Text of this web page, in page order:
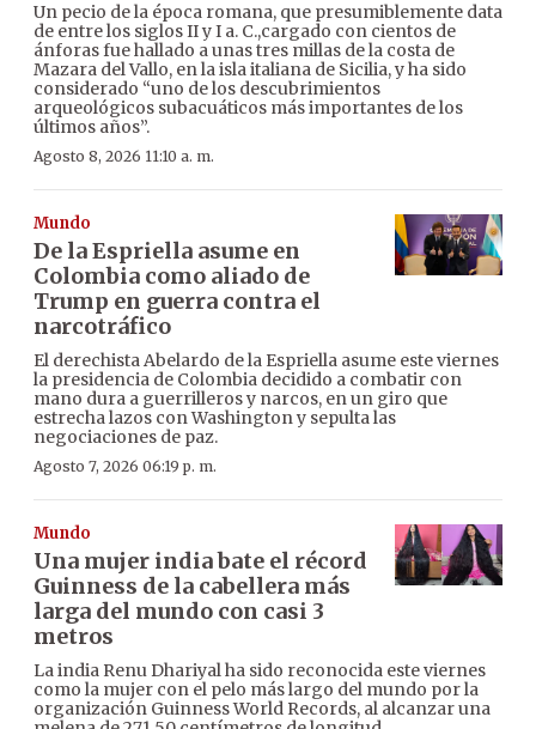
Un pecio de la época romana, que presumiblemente data
de entre los siglos II y I a. C.,cargado con cientos de
ánforas fue hallado a unas tres millas de la costa de
Mazara del Vallo, en la isla italiana de Sicilia, y ha sido
considerado “uno de los descubrimientos
arqueológicos subacuáticos más importantes de los
últimos años”.
Agosto 8, 2026 11:10 a. m.
Mundo
De la Espriella asume en
Colombia como aliado de
Trump en guerra contra el
narcotráfico
El derechista Abelardo de la Espriella asume este viernes
la presidencia de Colombia decidido a combatir con
mano dura a guerrilleros y narcos, en un giro que
estrecha lazos con Washington y sepulta las
negociaciones de paz.
Agosto 7, 2026 06:19 p. m.
Mundo
Una mujer india bate el récord
Guinness de la cabellera más
larga del mundo con casi 3
metros
La india Renu Dhariyal ha sido reconocida este viernes
como la mujer con el pelo más largo del mundo por la
organización Guinness World Records, al alcanzar una